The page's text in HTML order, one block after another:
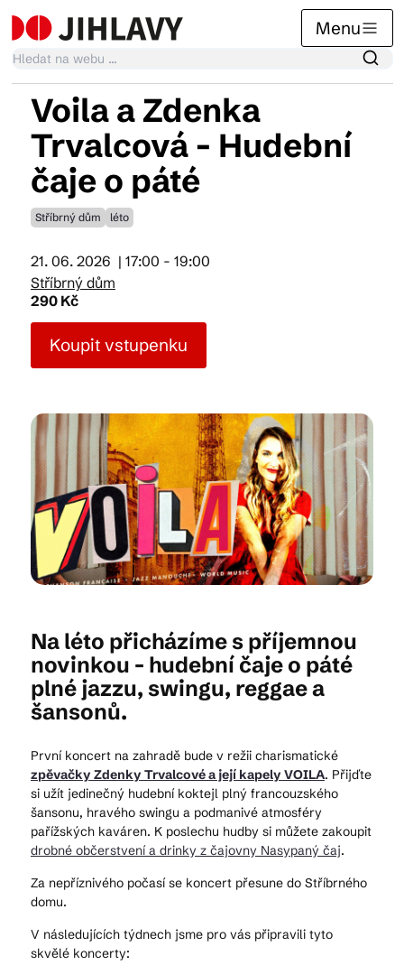
Menu
Kalendář akcí
Tradiční akce
Články
Suvenýry
Kam vyrazit
CS EN DE
© 2026 Brána Jihlavy
Voila a Zdenka
Trvalcová - Hudební
čaje o páté
Stříbrný dům léto
21. 06. 2026 | 17:00 - 19:00
Stříbrný dům
290 Kč
Koupit vstupenku
Na léto přicházíme s příjemnou
novinkou - hudební čaje o páté
plné jazzu, swingu, reggae a
šansonů.
První koncert na zahradě bude v režii charismatické
zpěvačky Zdenky Trvalcové a její kapely VOILA. Přijďte
si užít jedinečný hudební koktejl plný francouzského
šansonu, hravého swingu a podmanivé atmosféry
pařížských kaváren. K poslechu hudby si můžete zakoupit
drobné občerstvení a drinky z čajovny Nasypaný čaj.
Za nepříznivého počasí se koncert přesune do Stříbrného
domu.
V následujících týdnech jsme pro vás připravili tyto
skvělé koncerty: